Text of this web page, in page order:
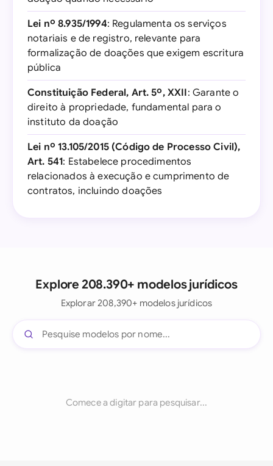
Lei nº 8.935/1994: Regulamenta os serviços
notariais e de registro, relevante para
formalização de doações que exigem escritura
pública
Constituição Federal, Art. 5º, XXII: Garante o
direito à propriedade, fundamental para o
instituto da doação
Lei nº 13.105/2015 (Código de Processo Civil),
Art. 541: Estabelece procedimentos
relacionados à execução e cumprimento de
contratos, incluindo doações
Explore 208.390+ modelos jurídicos
Explorar 208,390+ modelos jurídicos
Comece a digitar para pesquisar...